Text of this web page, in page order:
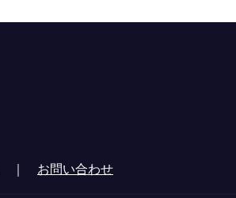
｜ お問い合わせ